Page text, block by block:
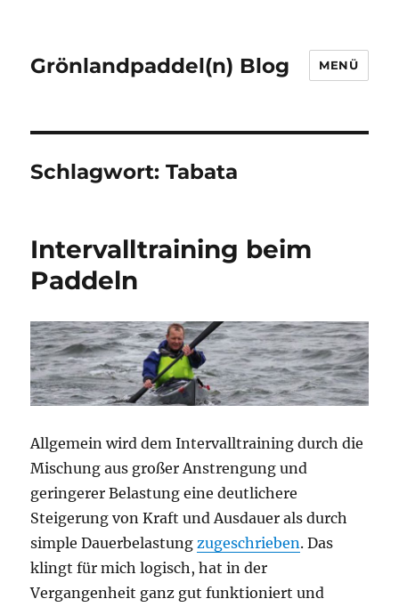
Grönlandpaddel(n) Blog MENÜ
Schlagwort:Tabata
Intervalltraining beim
Paddeln
Allgemein wird dem Intervalltraining durch die
Mischung aus großer Anstrengung und
geringerer Belastung eine deutlichere
Steigerung von Kraft und Ausdauer als durch
simple Dauerbelastung zugeschrieben. Das
klingt für mich logisch, hat in der
Vergangenheit ganz gut funktioniert und